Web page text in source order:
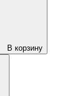
В корзину